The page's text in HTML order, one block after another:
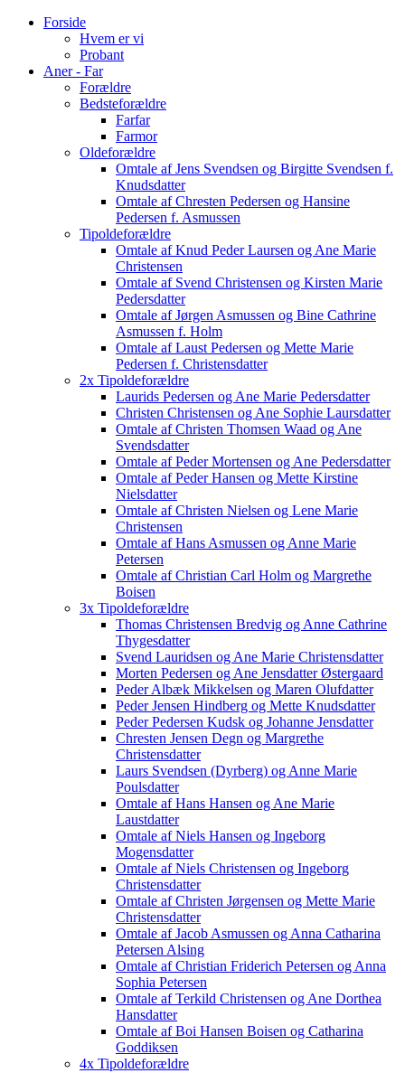
Forside
Hvem er vi
Probant
Aner - Far
Forældre
Bedsteforældre
Farfar
Farmor
Oldeforældre
Omtale af Jens Svendsen og Birgitte Svendsen f.
Knudsdatter
Omtale af Chresten Pedersen og Hansine
Pedersen f. Asmussen
Tipoldeforældre
Omtale af Knud Peder Laursen og Ane Marie
Christensen
Omtale af Svend Christensen og Kirsten Marie
Pedersdatter
Omtale af Jørgen Asmussen og Bine Cathrine
Asmussen f. Holm
Omtale af Laust Pedersen og Mette Marie
Pedersen f. Christensdatter
2x Tipoldeforældre
Laurids Pedersen og Ane Marie Pedersdatter
Christen Christensen og Ane Sophie Laursdatter
Omtale af Christen Thomsen Waad og Ane
Svendsdatter
Omtale af Peder Mortensen og Ane Pedersdatter
Omtale af Peder Hansen og Mette Kirstine
Nielsdatter
Omtale af Christen Nielsen og Lene Marie
Christensen
Omtale af Hans Asmussen og Anne Marie
Petersen
Omtale af Christian Carl Holm og Margrethe
Boisen
3x Tipoldeforældre
Thomas Christensen Bredvig og Anne Cathrine
Thygesdatter
Svend Lauridsen og Ane Marie Christensdatter
Morten Pedersen og Ane Jensdatter Østergaard
Peder Albæk Mikkelsen og Maren Olufdatter
Peder Jensen Hindberg og Mette Knudsdatter
Peder Pedersen Kudsk og Johanne Jensdatter
Chresten Jensen Degn og Margrethe
Christensdatter
Laurs Svendsen (Dyrberg) og Anne Marie
Poulsdatter
Omtale af Hans Hansen og Ane Marie
Laustdatter
Omtale af Niels Hansen og Ingeborg
Mogensdatter
Omtale af Niels Christensen og Ingeborg
Christensdatter
Omtale af Christen Jørgensen og Mette Marie
Christensdatter
Omtale af Jacob Asmussen og Anna Catharina
Petersen Alsing
Omtale af Christian Friderich Petersen og Anna
Sophia Petersen
Omtale af Terkild Christensen og Ane Dorthea
Hansdatter
Omtale af Boi Hansen Boisen og Catharina
Goddiksen
4x Tipoldeforældre